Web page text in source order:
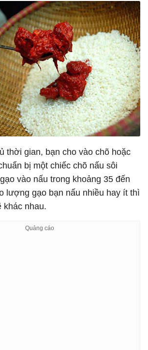
thời gian, bạn cho vào chõ hoặc
bị một chiếc chõ nấu sôi
vào nấu trong khoảng 35 đến
lượng gạo bạn nấu nhiều hay ít thì
khác nhau.